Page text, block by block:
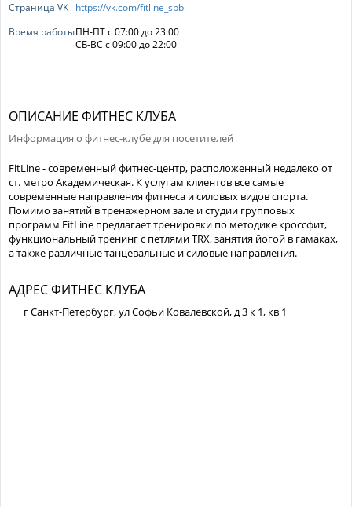
Страница VK https://vk.com/fitline_spb
Время работыПН-ПТ с 07:00 до 23:00
СБ-ВС с 09:00 до 22:00
ОПИСАНИЕ ФИТНЕС КЛУБА
Информация о фитнес-клубе для посетителей
FitLine - современный фитнес-центр, расположенный недалеко от
ст. метро Академическая. К услугам клиентов все самые
современные направления фитнеса и силовых видов спорта.
Помимо занятий в тренажерном зале и студии групповых
программ FitLine предлагает тренировки по методике кроссфит,
функциональный тренинг с петлями TRX, занятия йогой в гамаках,
а также различные танцевальные и силовые направления.
АДРЕС ФИТНЕС КЛУБА
г Санкт-Петербург, ул Софьи Ковалевской, д 3 к 1, кв 1